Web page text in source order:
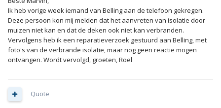
Ik heb vorige week iemand van Belling aan de telefoon gekregen.
Deze persoon kon mij melden dat het aanvreten van isolatie door
muizen niet kan en dat de deken ook niet kan verbranden.
Vervolgens heb ik een reparatieverzoek gestuurd aan Belling, met
foto's van de verbrande isolatie, maar nog geen reactie mogen
ontvangen. Wordt vervolgd, groeten, Roel
Quote